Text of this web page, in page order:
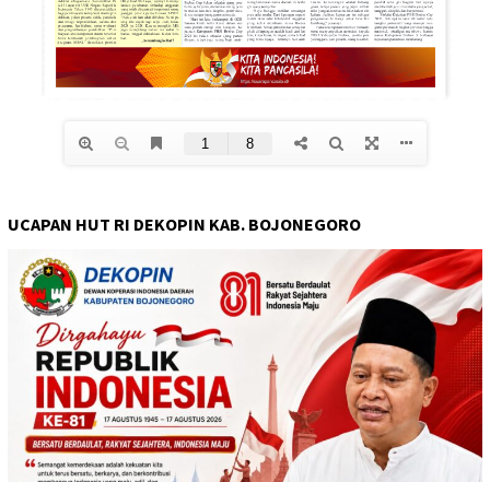
UCAPAN HUT RI DEKOPIN KAB. BOJONEGORO